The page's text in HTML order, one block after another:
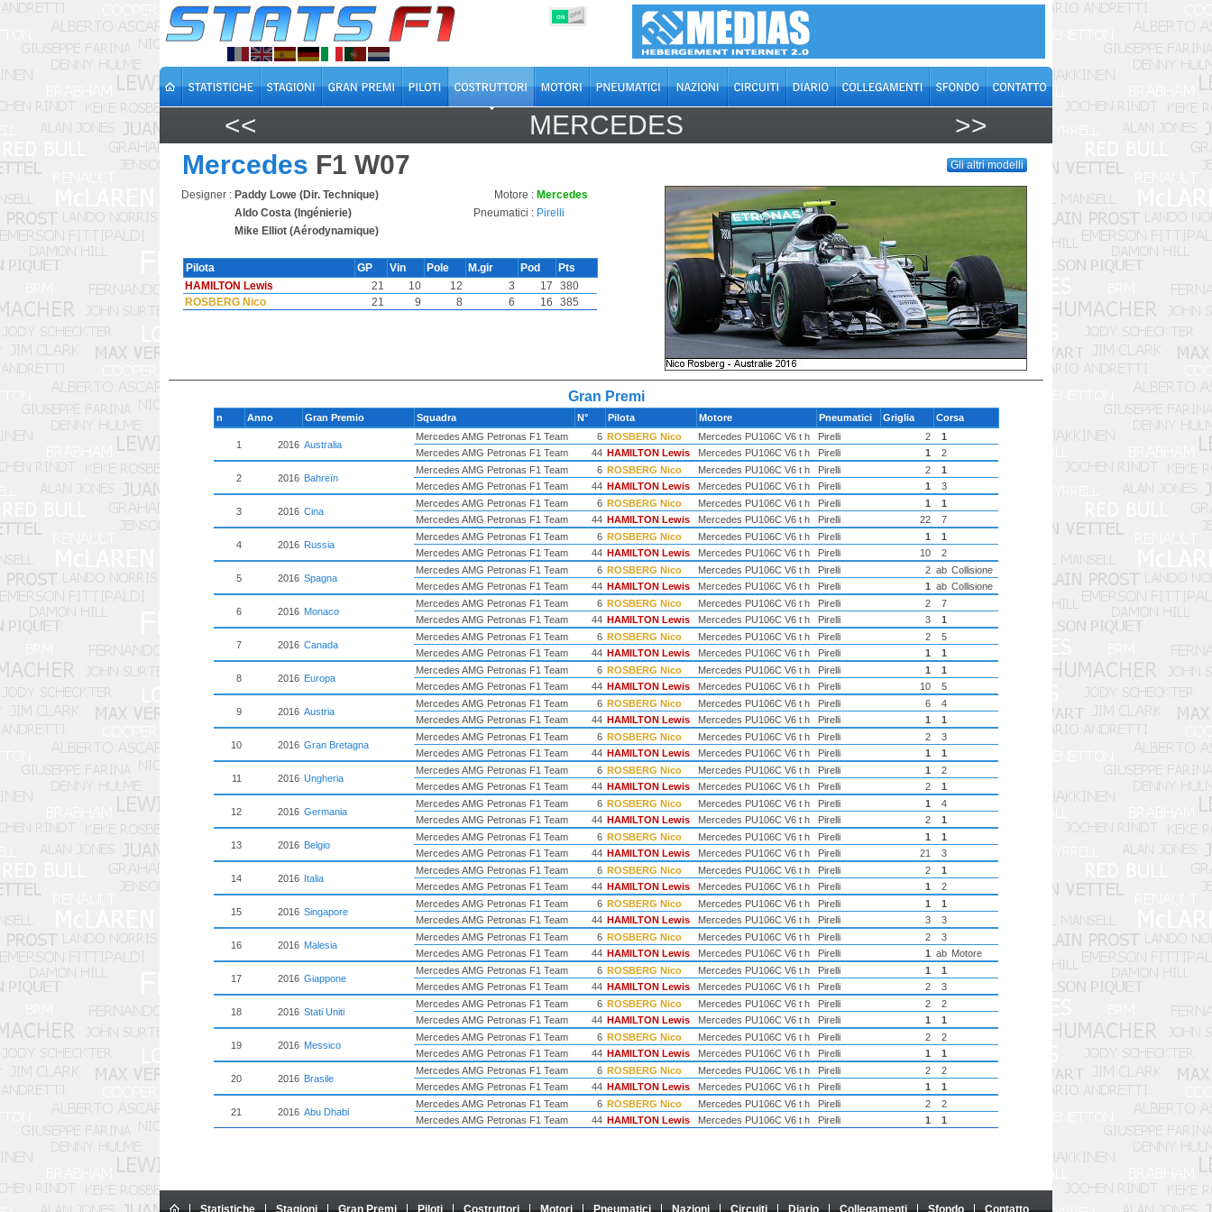
ON OFF
<< MERCEDES
>>
Mercedes F1 W07 Gli altri modelli
Designer : Paddy Lowe (Dir. Technique)
Aldo Costa (Ingénierie)
Mike Elliot (Aérodynamique)
Motore : Mercedes
Pneumatici : Pirelli
Pilota GP Vin Pole M.gir Pod
Pts
HAMILTON Lewis
21 10 12 3 17
380
ROSBERG Nico
21 9 8 6 16 385
Gran Premi
n Anno Gran Premio Squadra N° Pilota Motore Pneumatici Griglia Corsa
1 2016 Australia
Mercedes AMG Petronas F1 Team 6 ROSBERG Nico Mercedes PU106C V6 t h Pirelli 2
1
Mercedes AMG Petronas F1 Team
44 HAMILTON Lewis Mercedes PU106C V6 t h Pirelli 1 2
2 2016 Bahreïn
Mercedes AMG Petronas F1 Team 6 ROSBERG Nico Mercedes PU106C V6 t h Pirelli 2
1
Mercedes AMG Petronas F1 Team
44 HAMILTON Lewis Mercedes PU106C V6 t h Pirelli 1 3
3 2016 Cina
Mercedes AMG Petronas F1 Team 6 ROSBERG Nico Mercedes PU106C V6 t h Pirelli 1
1
Mercedes AMG Petronas F1 Team
44 HAMILTON Lewis Mercedes PU106C V6 t h Pirelli 22 7
4 2016 Russia
Mercedes AMG Petronas F1 Team 6 ROSBERG Nico Mercedes PU106C V6 t h Pirelli 1
1
Mercedes AMG Petronas F1 Team
44 HAMILTON Lewis Mercedes PU106C V6 t h Pirelli 10 2
5 2016 Spagna
Mercedes AMG Petronas F1 Team 6 ROSBERG Nico Mercedes PU106C V6 t h Pirelli 2 ab Collisione
Mercedes AMG Petronas F1 Team
44 HAMILTON Lewis Mercedes PU106C V6 t h Pirelli 1 ab Collisione
6 2016 Monaco
Mercedes AMG Petronas F1 Team 6 ROSBERG Nico Mercedes PU106C V6 t h Pirelli 2
7
Mercedes AMG Petronas F1 Team
44 HAMILTON Lewis Mercedes PU106C V6 t h Pirelli 3 1
7 2016 Canada
Mercedes AMG Petronas F1 Team 6 ROSBERG Nico Mercedes PU106C V6 t h Pirelli 2
5
Mercedes AMG Petronas F1 Team
44 HAMILTON Lewis Mercedes PU106C V6 t h Pirelli 1 1
8 2016 Europa
Mercedes AMG Petronas F1 Team 6 ROSBERG Nico Mercedes PU106C V6 t h Pirelli 1
1
Mercedes AMG Petronas F1 Team
44 HAMILTON Lewis Mercedes PU106C V6 t h Pirelli 10 5
9 2016 Austria
Mercedes AMG Petronas F1 Team 6 ROSBERG Nico Mercedes PU106C V6 t h Pirelli 6
4
Mercedes AMG Petronas F1 Team
44 HAMILTON Lewis Mercedes PU106C V6 t h Pirelli 1 1
10 2016 Gran Bretagna
Mercedes AMG Petronas F1 Team 6 ROSBERG Nico Mercedes PU106C V6 t h Pirelli 2
3
Mercedes AMG Petronas F1 Team
44 HAMILTON Lewis Mercedes PU106C V6 t h Pirelli 1 1
11 2016 Ungheria
Mercedes AMG Petronas F1 Team 6 ROSBERG Nico Mercedes PU106C V6 t h Pirelli 1
2
Mercedes AMG Petronas F1 Team
44 HAMILTON Lewis Mercedes PU106C V6 t h Pirelli 2 1
12 2016 Germania
Mercedes AMG Petronas F1 Team 6 ROSBERG Nico Mercedes PU106C V6 t h Pirelli 1
4
Mercedes AMG Petronas F1 Team
44 HAMILTON Lewis Mercedes PU106C V6 t h Pirelli 2 1
13 2016 Belgio
Mercedes AMG Petronas F1 Team 6 ROSBERG Nico Mercedes PU106C V6 t h Pirelli 1
1
Mercedes AMG Petronas F1 Team
44 HAMILTON Lewis Mercedes PU106C V6 t h Pirelli 21 3
14 2016 Italia
Mercedes AMG Petronas F1 Team 6 ROSBERG Nico Mercedes PU106C V6 t h Pirelli 2
1
Mercedes AMG Petronas F1 Team
44 HAMILTON Lewis Mercedes PU106C V6 t h Pirelli 1 2
15 2016 Singapore
Mercedes AMG Petronas F1 Team 6 ROSBERG Nico Mercedes PU106C V6 t h Pirelli 1
1
Mercedes AMG Petronas F1 Team
44 HAMILTON Lewis Mercedes PU106C V6 t h Pirelli 3 3
16 2016 Malesia
Mercedes AMG Petronas F1 Team 6 ROSBERG Nico Mercedes PU106C V6 t h Pirelli 2
3
Mercedes AMG Petronas F1 Team
44 HAMILTON Lewis Mercedes PU106C V6 t h Pirelli 1 ab Motore
17 2016 Giappone
Mercedes AMG Petronas F1 Team 6 ROSBERG Nico Mercedes PU106C V6 t h Pirelli 1
1
Mercedes AMG Petronas F1 Team
44 HAMILTON Lewis Mercedes PU106C V6 t h Pirelli 2 3
18 2016 Stati Uniti
Mercedes AMG Petronas F1 Team 6 ROSBERG Nico Mercedes PU106C V6 t h Pirelli 2
2
Mercedes AMG Petronas F1 Team
44 HAMILTON Lewis Mercedes PU106C V6 t h Pirelli 1 1
19 2016 Messico
Mercedes AMG Petronas F1 Team 6 ROSBERG Nico Mercedes PU106C V6 t h Pirelli 2
2
Mercedes AMG Petronas F1 Team
44 HAMILTON Lewis Mercedes PU106C V6 t h Pirelli 1 1
20 2016 Brasile
Mercedes AMG Petronas F1 Team 6 ROSBERG Nico Mercedes PU106C V6 t h Pirelli 2
2
Mercedes AMG Petronas F1 Team
44 HAMILTON Lewis Mercedes PU106C V6 t h Pirelli 1 1
21 2016 Abu Dhabi
Mercedes AMG Petronas F1 Team 6 ROSBERG Nico Mercedes PU106C V6 t h Pirelli 2
2
Mercedes AMG Petronas F1 Team
44 HAMILTON Lewis Mercedes PU106C V6 t h Pirelli 1 1
Statistiche Stagioni Gran Premi Piloti Costruttori Motori Pneumatici Nazioni Circuiti Diario Collegamenti Sfondo Contatto